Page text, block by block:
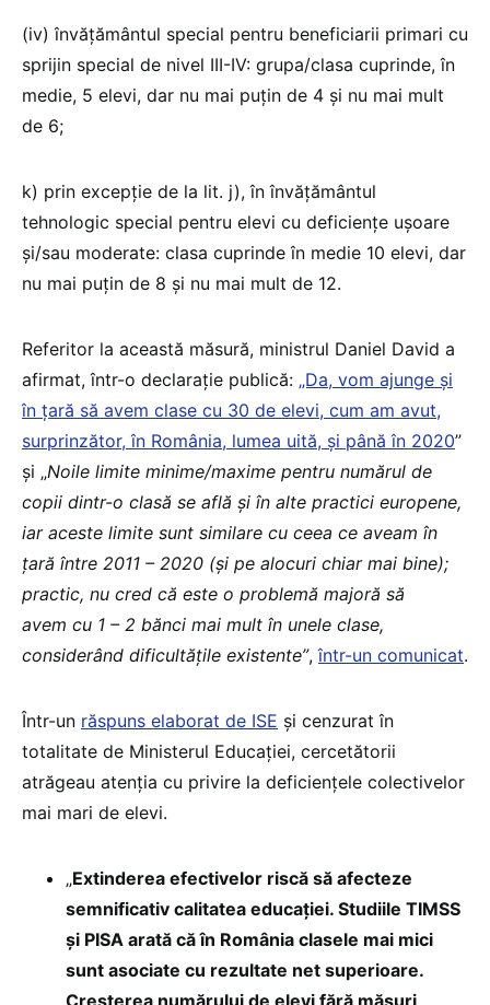
(iv) învăţământul special pentru beneficiarii primari cu
sprijin special de nivel III-IV: grupa/clasa cuprinde, în
medie, 5 elevi, dar nu mai puţin de 4 şi nu mai mult
de 6;
k) prin excepţie de la lit. j), în învăţământul
tehnologic special pentru elevi cu deficienţe uşoare
şi/sau moderate: clasa cuprinde în medie 10 elevi, dar
nu mai puţin de 8 şi nu mai mult de 12.
Referitor la această măsură, ministrul Daniel David a
afirmat, într-o declarație publică: „Da, vom ajunge și
în țară să avem clase cu 30 de elevi, cum am avut,
surprinzător, în România, lumea uită, și până în 2020”
și „Noile limite minime/maxime pentru numărul de
copii dintr-o clasă se află și în alte practici europene,
iar aceste limite sunt similare cu ceea ce aveam în
țară între 2011 – 2020 (și pe alocuri chiar mai bine);
practic, nu cred că este o problemă majoră să
avem cu 1 – 2 bănci mai mult în unele clase,
considerând dificultățile existente”,într-un comunicat.
Într-un răspuns elaborat de ISE și cenzurat în
totalitate de Ministerul Educației, cercetătorii
atrăgeau atenția cu privire la deficiențele colectivelor
mai mari de elevi.
„Extinderea efectivelor riscă să afecteze
semnificativ calitatea educației. Studiile TIMSS
și PISA arată că în România clasele mai mici
sunt asociate cu rezultate net superioare.
Creșterea numărului de elevi fără măsuri